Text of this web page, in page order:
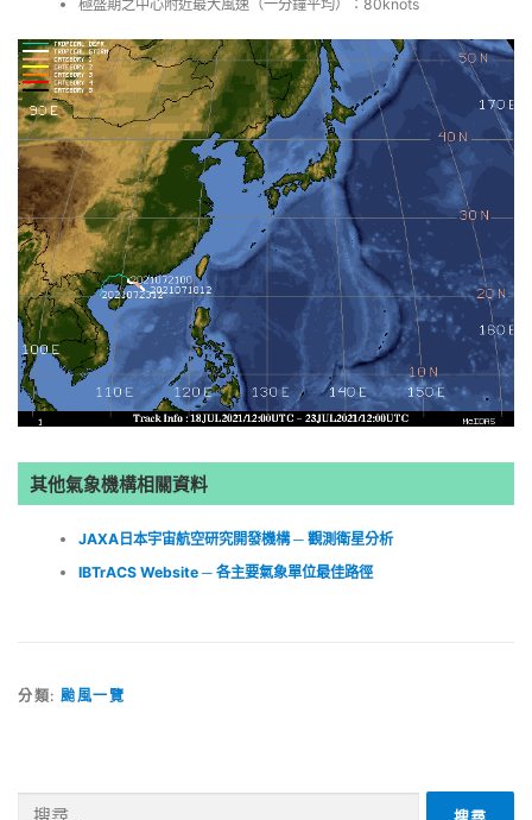
極盛期之中心附近最大風速（一分鐘平均）：80knots
其他氣象機構相關資料
JAXA日本宇宙航空研究開發機構 ─ 觀測衛星分析
IBTrACS Website ─ 各主要氣象單位最佳路徑
分類: 颱風一覽